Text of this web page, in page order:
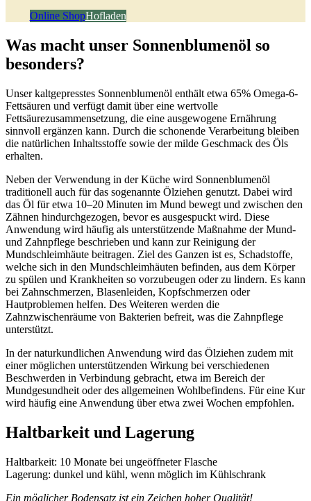
Online ShopHofladen
Was macht unser Sonnenblumenöl so
besonders?
Unser kaltgepresstes Sonnenblumenöl enthält etwa 65% Omega-6-
Fettsäuren und verfügt damit über eine wertvolle
Fettsäurezusammensetzung, die eine ausgewogene Ernährung
sinnvoll ergänzen kann. Durch die schonende Verarbeitung bleiben
die natürlichen Inhaltsstoffe sowie der milde Geschmack des Öls
erhalten.
Neben der Verwendung in der Küche wird Sonnenblumenöl
traditionell auch für das sogenannte Ölziehen genutzt. Dabei wird
das Öl für etwa 10–20 Minuten im Mund bewegt und zwischen den
Zähnen hindurchgezogen, bevor es ausgespuckt wird. Diese
Anwendung wird häufig als unterstützende Maßnahme der Mund-
und Zahnpflege beschrieben und kann zur Reinigung der
Mundschleimhäute beitragen. Ziel des Ganzen ist es, Schadstoffe,
welche sich in den Mundschleimhäuten befinden, aus dem Körper
zu spülen und Krankheiten so vorzubeugen oder zu lindern. Es kann
bei Zahnschmerzen, Blasenleiden, Kopfschmerzen oder
Hautproblemen helfen. Des Weiteren werden die
Zahnzwischenräume von Bakterien befreit, was die Zahnpflege
unterstützt.
In der naturkundlichen Anwendung wird das Ölziehen zudem mit
einer möglichen unterstützenden Wirkung bei verschiedenen
Beschwerden in Verbindung gebracht, etwa im Bereich der
Mundgesundheit oder des allgemeinen Wohlbefindens. Für eine Kur
wird häufig eine Anwendung über etwa zwei Wochen empfohlen.
Haltbarkeit und Lagerung
Haltbarkeit: 10 Monate bei ungeöffneter Flasche
Lagerung: dunkel und kühl, wenn möglich im Kühlschrank
Ein möglicher Bodensatz ist ein Zeichen hoher Qualität!